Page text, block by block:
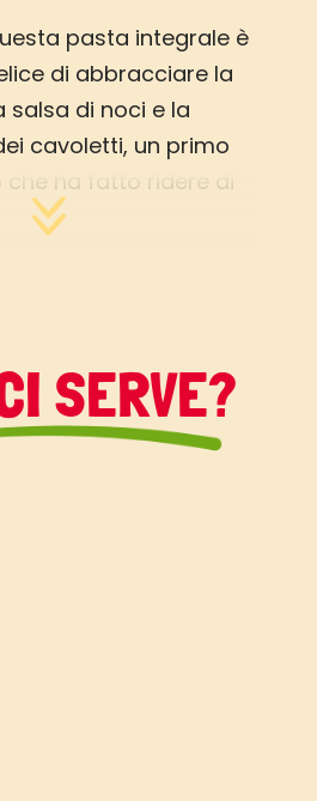
pasta integrale è
di abbracciare la
salsa di noci e la
cavoletti, un primo
ha fatto ridere di
gustative.
vegana, sostituite la
la quantità di
di noci, così
SERVE?